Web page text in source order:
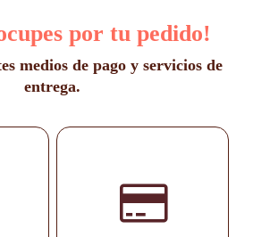
de
productopor tu pedido!
medios de pago y servicios de
entrega.